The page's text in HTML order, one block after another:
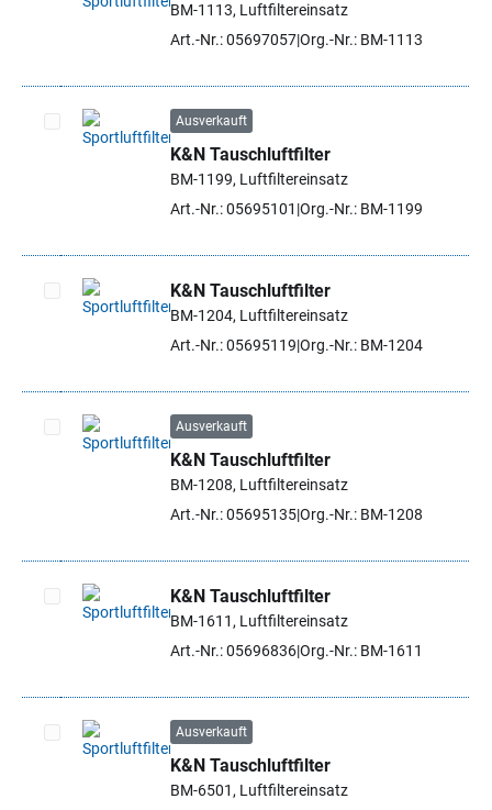
Artikel auswählen
BM-1113, Luftfiltereinsatz
Art.-Nr.: 05697057Org.-Nr.: BM-1113
Artikel auswählen
Ausverkauft
K&N Tauschluftfilter
BM-1199, Luftfiltereinsatz
Art.-Nr.: 05695101 Org.-Nr.: BM-1199
Artikel auswählen
K&N Tauschluftfilter
BM-1204, Luftfiltereinsatz
Art.-Nr.: 05695119 Org.-Nr.: BM-1204
Artikel auswählen
Ausverkauft
K&N Tauschluftfilter
BM-1208, Luftfiltereinsatz
Art.-Nr.: 05695135Org.-Nr.: BM-1208
Artikel auswählen
K&N Tauschluftfilter
BM-1611, Luftfiltereinsatz
Art.-Nr.: 05696836Org.-Nr.: BM-1611
Artikel auswählen
Ausverkauft
K&N Tauschluftfilter
BM-6501, Luftfiltereinsatz